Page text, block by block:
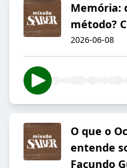
Memória:
método?
2026-06-08
O que o
entende
Facundo